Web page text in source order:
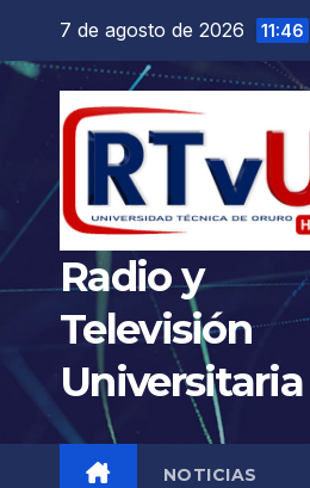
contenido
7 de agosto de 2026 11:46
Radio y
Televisión
Universitaria
NOTICIAS